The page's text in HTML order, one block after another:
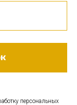
персональных